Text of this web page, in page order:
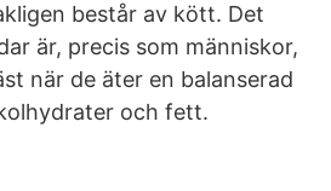
består av kött. Det
är, precis som människor,
när de äter en balanserad
och fett.